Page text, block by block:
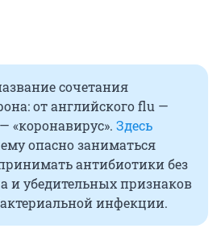
сочетания
от английского flu —
«коронавирус». Здесь
опасно заниматься
антибиотики без
и убедительных признаков
инфекции.